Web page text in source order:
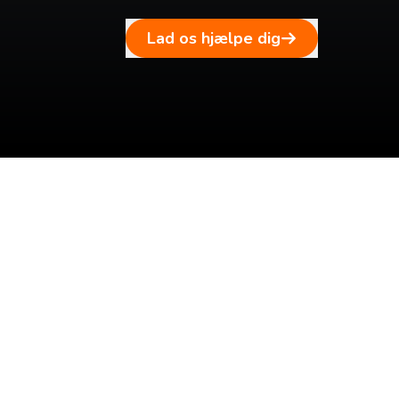
Lad os hjælpe dig